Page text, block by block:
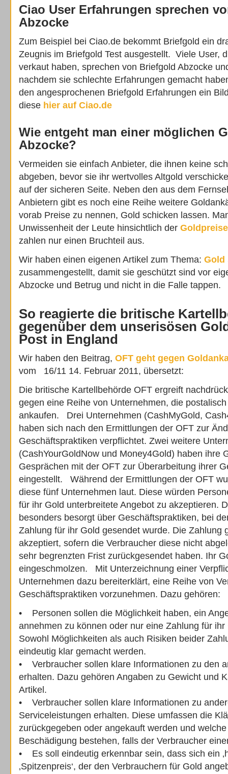
Ciao User Erfahrungen sprechen
Abzocke
Zum Beispiel bei Ciao.de bekommt Briefgold ein
Zeugnis im Briefgold Test ausgestellt. Viele User,
verkaut haben, sprechen von Briefgold Abzocke
nachdem sie schlechte Erfahrungen gemacht
den angesprochenen Briefgold Erfahrungen ein
diese hier auf Ciao.de
Wie entgeht man einer möglichen
Abzocke?
Vermeiden sie einfach Anbieter, die ihnen keine
abgeben, bevor sie ihr wertvolles Altgold
auf der sicheren Seite. Neben den aus dem
Anbietern gibt es noch eine Reihe weitere
vorab Preise zu nennen, Gold schicken lassen.
Unwissenheit der Leute hinsichtlich der
zahlen nur einen Bruchteil aus.
Wir haben einen eigenen Artikel zum Thema: Gold
zusammengestellt, damit sie geschützt sind vor
Abzocke und Betrug und nicht in die Falle tappen.
So reagierte die britische
gegenüber dem unserisösen
Post in England
Wir haben den Beitrag, OFT geht gegen
vom 16/11 14. Februar 2011, übersetzt:
Die britische Kartellbehörde OFT ergreift
gegen eine Reihe von Unternehmen, die
ankaufen. Drei Unternehmen (CashMyGold,
haben sich nach den Ermittlungen der OFT zur
Geschäftspraktiken verpflichtet. Zwei weitere
(CashYourGoldNow und Money4Gold) haben ihre
Gesprächen mit der OFT zur Überarbeitung ihrer
eingestellt. Während der Ermittlungen der OFT
diese fünf Unternehmen laut. Diese würden
für ihr Gold unterbreitete Angebot zu akzeptieren.
besonders besorgt über Geschäftspraktiken, bei
Zahlung für ihr Gold gesendet wurde. Die Zahlung
akzeptiert, sofern die Verbraucher diese nicht
sehr begrenzten Frist zurückgesendet haben. Ihr
eingeschmolzen. Mit Unterzeichnung einer
Unternehmen dazu bereiterklärt, eine Reihe von
Geschäftspraktiken vorzunehmen. Dazu gehören:
• Personen sollen die Möglichkeit haben, ein
annehmen zu können oder nur eine Zahlung für
Sowohl Möglichkeiten als auch Risiken beider
eindeutig klar gemacht werden.
• Verbraucher sollen klare Informationen zu den
erhalten. Dazu gehören Angaben zu Gewicht und
Artikel.
• Verbraucher sollen klare Informationen zu
Serviceleistungen erhalten. Diese umfassen die
zurückgegeben oder angekauft werden und
Beschädigung bestehen, falls der Verbraucher
• Es soll eindeutig erkennbar sein, dass sich ein
‚Spitzenpreis‘, der den Verbrauchern für Gold